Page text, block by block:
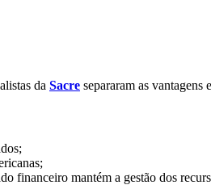
da Sacre separaram as vantagens
financeiro mantém a gestão dos